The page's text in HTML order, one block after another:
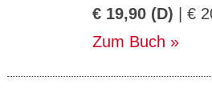
€ 19,90 (D) | €
Zum Buch